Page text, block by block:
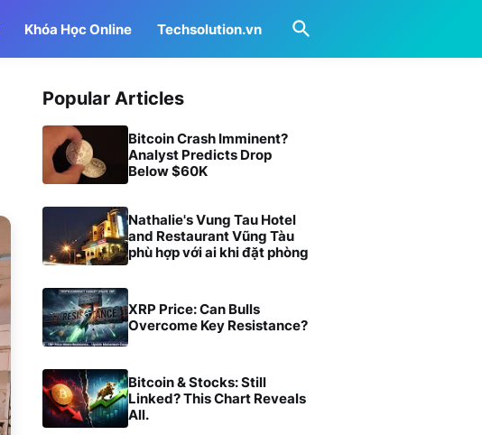
Khóa Học Online Techsolution.vn
Popular Articles
Bitcoin Crash Imminent?
Analyst Predicts Drop
Below $60K
Nathalie's Vung Tau Hotel
and Restaurant Vũng Tàu
phù hợp với ai khi đặt phòng
XRP Price: Can Bulls
Overcome Key Resistance?
Bitcoin & Stocks: Still
Linked? This Chart Reveals
All.